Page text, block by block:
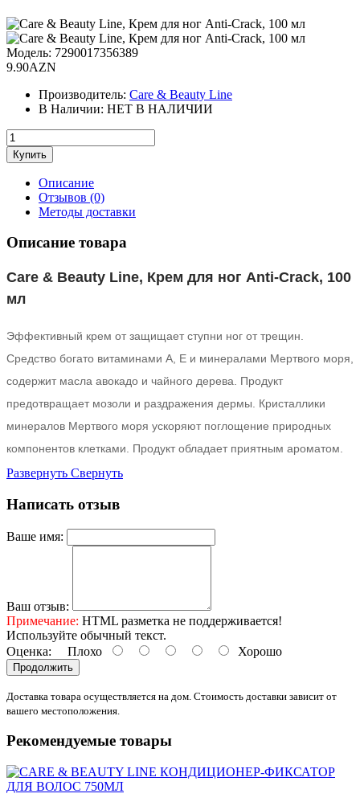
Модель: 7290017356389
9.90AZN
Производитель: Care & Beauty Line
В Наличии: НЕТ В НАЛИЧИИ
Описание
Отзывов (0)
Методы доставки
Описание товара
Care & Beauty Line, Крем для ног Anti-Crack, 100
мл
Эффективный крем от защищает ступни ног от трещин.
Средство богато витаминами А, Е и минералами Мертвого моря,
содержит масла авокадо и чайного дерева. Продукт
предотвращает мозоли и раздражения дермы. Кристаллики
минералов Мертвого моря ускоряют поглощение природных
компонентов клетками. Продукт обладает приятным ароматом.
Развернуть Свернуть
Написать отзыв
Ваше имя:
Ваш отзыв:
Примечание: HTML разметка не поддерживается!
Используйте обычный текст.
Оценка: Плохо Хорошо
Продолжить
Доставка товара осуществляется на дом. Стоимость доставки зависит от
вашего местоположения.
Рекомендуемые товары